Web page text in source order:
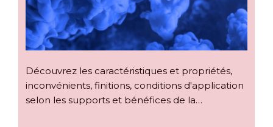
Découvrez les caractéristiques et propriétés,
inconvénients, finitions, conditions d'application
selon les supports et bénéfices de la…